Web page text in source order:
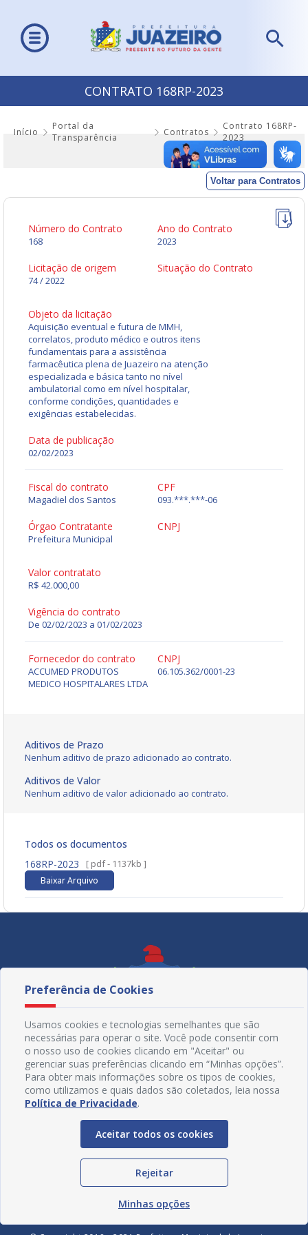
CONTRATO 168RP-2023
Início
Portal da
Transparência
Contratos
Contrato 168RP-
2023
Voltar para Contratos
Número do Contrato
168
Ano do Contrato
2023
Licitação de origem
74 / 2022
Situação do Contrato
Objeto da licitação
Aquisição eventual e futura de MMH,
correlatos, produto médico e outros itens
fundamentais para a assistência
farmacêutica plena de Juazeiro na atenção
especializada e básica tanto no nível
ambulatorial como em nível hospitalar,
conforme condições, quantidades e
exigências estabelecidas.
Data de publicação
02/02/2023
Fiscal do contrato
Magadiel dos Santos
CPF
093.***.***-06
Órgao Contratante
Prefeitura Municipal
CNPJ
Valor contratato
R$ 42.000,00
Vigência do contrato
De 02/02/2023 a 01/02/2023
Fornecedor do contrato
ACCUMED PRODUTOS
MEDICO HOSPITALARES LTDA
CNPJ
06.105.362/0001-23
Aditivos de Prazo
Nenhum aditivo de prazo adicionado ao contrato.
Aditivos de Valor
Nenhum aditivo de valor adicionado ao contrato.
Todos os documentos
168RP-2023
[ pdf - 1137kb ]
Baixar Arquivo
Preferência de Cookies
Usamos cookies e tecnologias semelhantes que são
necessárias para operar o site. Você pode consentir com
o nosso uso de cookies clicando em "Aceitar" ou
gerenciar suas preferências clicando em “Minhas opções”.
Para obter mais informações sobre os tipos de cookies,
como utilizamos e quais dados são coletados, leia nossa
Política de Privacidade.
Aceitar todos os cookies
Rejeitar
Minhas opções